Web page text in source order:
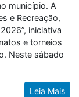
município. A
e Recreação,
iniciativa
e torneios
Neste sábado
Leia Mais